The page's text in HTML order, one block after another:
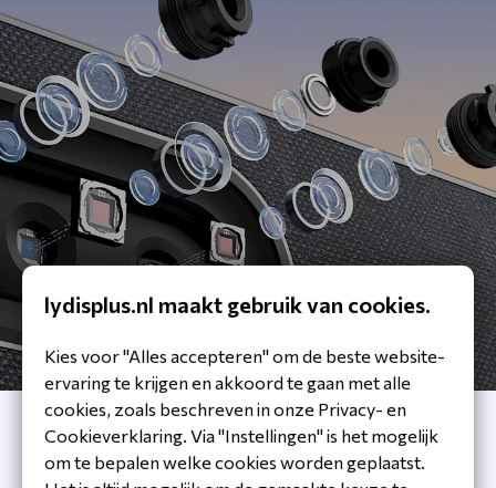
lydisplus.nl maakt gebruik van cookies.
Kies voor "Alles accepteren" om de beste website-
ervaring te krijgen en akkoord te gaan met alle
cookies, zoals beschreven in onze Privacy- en
Cookieverklaring. Via "Instellingen" is het mogelijk
om te bepalen welke cookies worden geplaatst.